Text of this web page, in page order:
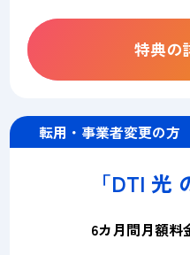
特典の
転用・事業者変更の方
「DTI 光
6カ月間月額料